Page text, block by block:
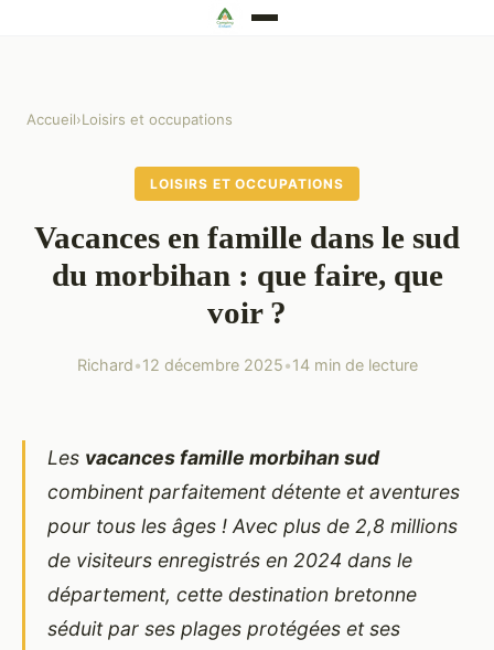
Accueil›Loisirs et occupations
LOISIRS ET OCCUPATIONS
Vacances en famille dans le sud
du morbihan : que faire, que
voir ?
Richard•12 décembre 2025•14 min de lecture
Les vacances famille morbihan sud
combinent parfaitement détente et aventures
pour tous les âges ! Avec plus de 2,8 millions
de visiteurs enregistrés en 2024 dans le
département, cette destination bretonne
séduit par ses plages protégées et ses